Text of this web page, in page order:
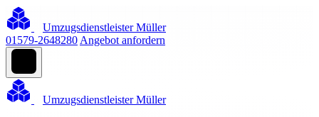
Umzugsdienstleister Müller
01579-2648280 Angebot anfordern
Umzugsdienstleister Müller